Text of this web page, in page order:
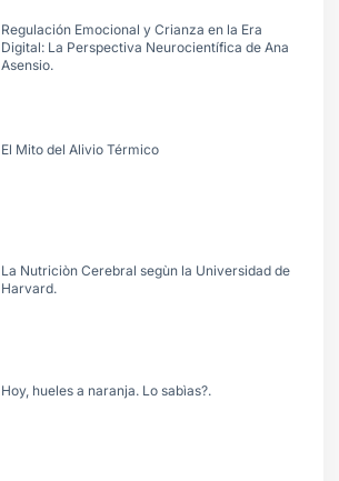
Regulación Emocional y Crianza en la Era
Digital: La Perspectiva Neurocientífica de Ana
Asensio.
El Mito del Alivio Térmico
La Nutriciòn Cerebral segùn la Universidad de
Harvard.
Hoy, hueles a naranja. Lo sabìas?.